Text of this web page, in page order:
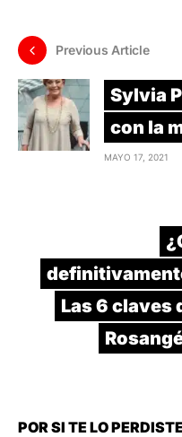
Previous Article
Sylvia
con la
MAYO 17, 2021
Las 6 claves
POR SI TE LO